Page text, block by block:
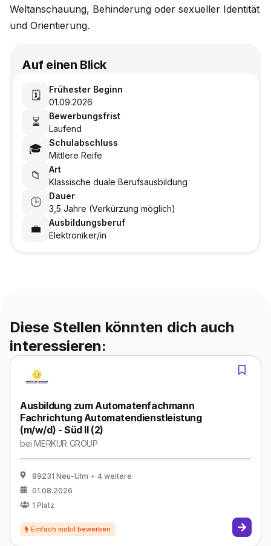
Weltanschauung, Behinderung oder sexueller Identität
und Orientierung.
Auf einen Blick
🗓️
Frühester Beginn
01.09.2026
⏳
Bewerbungsfrist
Laufend
🎓
Schulabschluss
Mittlere Reife
📁
Art
Klassische duale Berufsausbildung
🕒
Dauer
3,5 Jahre (Verkürzung möglich)
💼
Ausbildungsberuf
Elektroniker/in
Diese Stellen könnten dich auch
interessieren:
Ausbildung zum Automatenfachmann
Fachrichtung Automatendienstleistung
(m/w/d) - Süd II (2)
beiMERKUR GROUP
89231 Neu-Ulm + 4 weitere
01.08.2026
1 Platz